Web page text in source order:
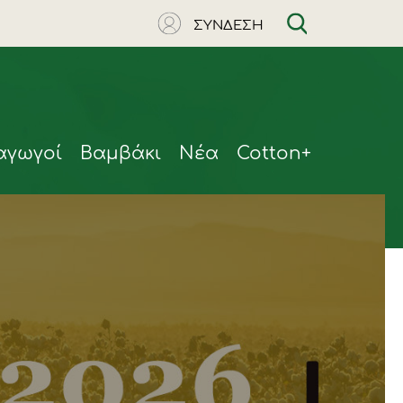
ΣΥΝΔΕΣΗ
Βαμβάκι Νέα Cotton+